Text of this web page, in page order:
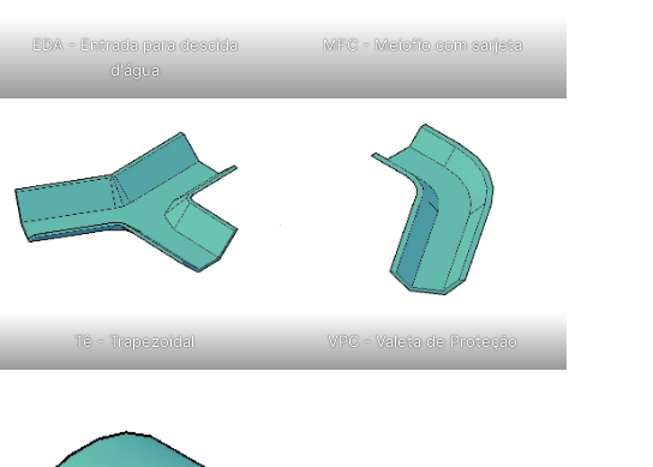
EDA - Entrada para descida
d'água
MFC - Meiofio com sarjeta
Tê - Trapezoidal VPC - Valeta de Proteção